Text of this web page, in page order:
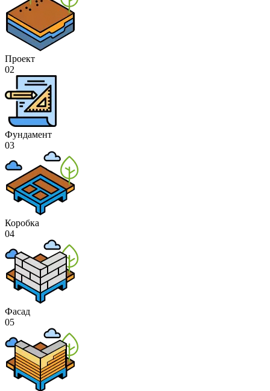
Проект
02
Фундамент
03
Коробка
04
Фасад
05